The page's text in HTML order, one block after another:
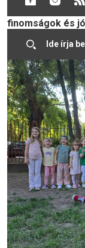
gyerekeket és
finomságok és
egészen késő